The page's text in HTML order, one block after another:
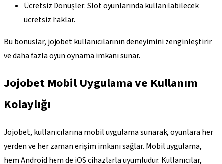
Ücretsiz Dönüşler: Slot oyunlarında kullanılabilecek
ücretsiz haklar.
Bu bonuslar, jojobet kullanıcılarının deneyimini zenginleştirir
ve daha fazla oyun oynama imkanı sunar.
Jojobet Mobil Uygulama ve Kullanım
Kolaylığı
Jojobet, kullanıcılarına mobil uygulama sunarak, oyunlara her
yerden ve her zaman erişim imkanı sağlar. Mobil uygulama,
hem Android hem de iOS cihazlarla uyumludur. Kullanıcılar,